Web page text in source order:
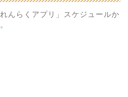
んらくアプリ」スケジュールか